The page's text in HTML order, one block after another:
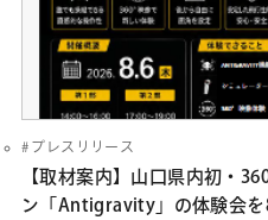
プレスリリース
【取材案内】山口県内初・
ン「Antigravity」の体験会を